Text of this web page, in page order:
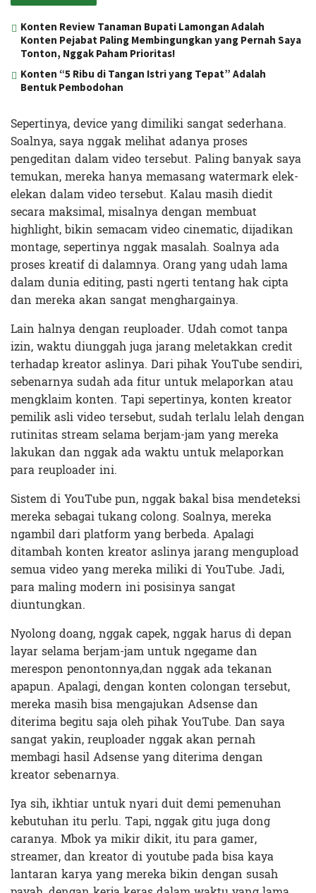
Konten Review Tanaman Bupati Lamongan Adalah
Konten Pejabat Paling Membingungkan yang Pernah Saya
Tonton, Nggak Paham Prioritas!
Konten “5 Ribu di Tangan Istri yang Tepat” Adalah
Bentuk Pembodohan
Sepertinya, device yang dimiliki sangat sederhana.
Soalnya, saya nggak melihat adanya proses
pengeditan dalam video tersebut. Paling banyak saya
temukan, mereka hanya memasang watermark elek-
elekan dalam video tersebut. Kalau masih diedit
secara maksimal, misalnya dengan membuat
highlight, bikin semacam video cinematic, dijadikan
montage, sepertinya nggak masalah. Soalnya ada
proses kreatif di dalamnya. Orang yang udah lama
dalam dunia editing, pasti ngerti tentang hak cipta
dan mereka akan sangat menghargainya.
Lain halnya dengan reuploader. Udah comot tanpa
izin, waktu diunggah juga jarang meletakkan credit
terhadap kreator aslinya. Dari pihak YouTube sendiri,
sebenarnya sudah ada fitur untuk melaporkan atau
mengklaim konten. Tapi sepertinya, konten kreator
pemilik asli video tersebut, sudah terlalu lelah dengan
rutinitas stream selama berjam-jam yang mereka
lakukan dan nggak ada waktu untuk melaporkan
para reuploader ini.
Sistem di YouTube pun, nggak bakal bisa mendeteksi
mereka sebagai tukang colong. Soalnya, mereka
ngambil dari platform yang berbeda. Apalagi
ditambah konten kreator aslinya jarang mengupload
semua video yang mereka miliki di YouTube. Jadi,
para maling modern ini posisinya sangat
diuntungkan.
Nyolong doang, nggak capek, nggak harus di depan
layar selama berjam-jam untuk ngegame dan
merespon penontonnya,dan nggak ada tekanan
apapun. Apalagi, dengan konten colongan tersebut,
mereka masih bisa mengajukan Adsense dan
diterima begitu saja oleh pihak YouTube. Dan saya
sangat yakin, reuploader nggak akan pernah
membagi hasil Adsense yang diterima dengan
kreator sebenarnya.
Iya sih, ikhtiar untuk nyari duit demi pemenuhan
kebutuhan itu perlu. Tapi, nggak gitu juga dong
caranya. Mbok ya mikir dikit, itu para gamer,
streamer, dan kreator di youtube pada bisa kaya
lantaran karya yang mereka bikin dengan susah